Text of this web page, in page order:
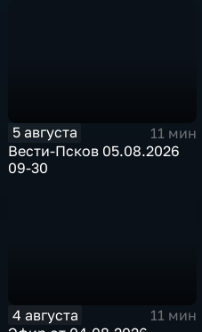
5 августа
11 мин
Вести-Псков 05.08.2026
09-30
4 августа
11 мин